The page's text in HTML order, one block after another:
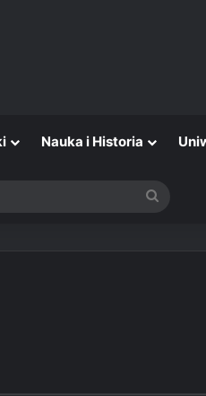
Nauka i Historia